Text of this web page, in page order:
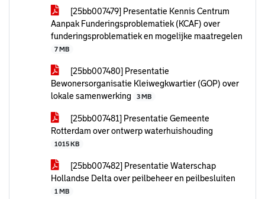
[25bb007479] Presentatie Kennis Centrum
Aanpak Funderingsproblematiek (KCAF) over
funderingsproblematiek en mogelijke maatregelen
7 MB
[25bb007480] Presentatie
Bewonersorganisatie Kleiwegkwartier (GOP) over
lokale samenwerking
3 MB
[25bb007481] Presentatie Gemeente
Rotterdam over ontwerp waterhuishouding
1015 KB
[25bb007482] Presentatie Waterschap
Hollandse Delta over peilbeheer en peilbesluiten
1 MB